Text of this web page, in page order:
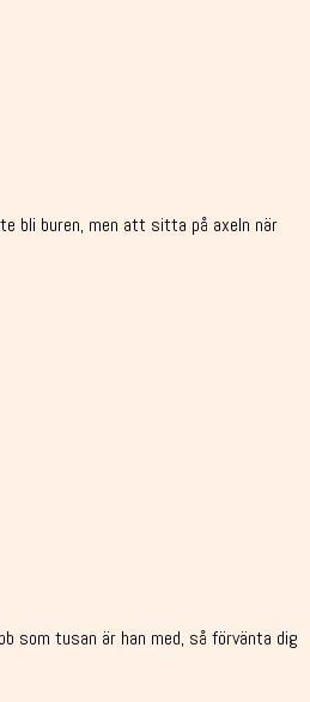
bli buren, men att sitta på axeln när
som tusan är han med, så förvänta dig